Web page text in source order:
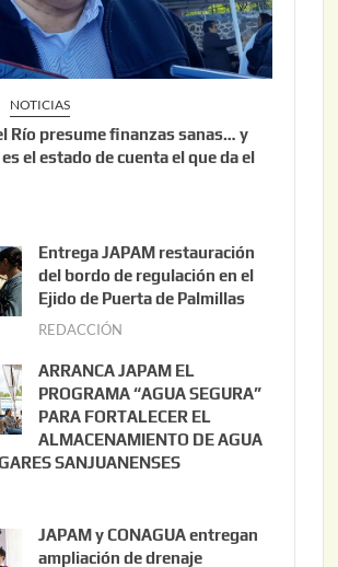
NOTICIAS
Río presume finanzas sanas… y
el estado de cuenta el que da el
o
s
t
3
,
2
0
Entrega JAPAM restauración
del bordo de regulación en el
Ejido de Puerta de Palmillas
REDACCIÓN
i
o
2
2
ARRANCA JAPAM EL
PROGRAMA “AGUA SEGURA”
PARA FORTALECER EL
ALMACENAMIENTO DE AGUA
SANJUANENSES
l
JAPAM y CONAGUA entregan
ampliación de drenaje